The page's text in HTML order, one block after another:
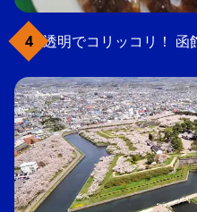
透明でコリッコリ！ 函